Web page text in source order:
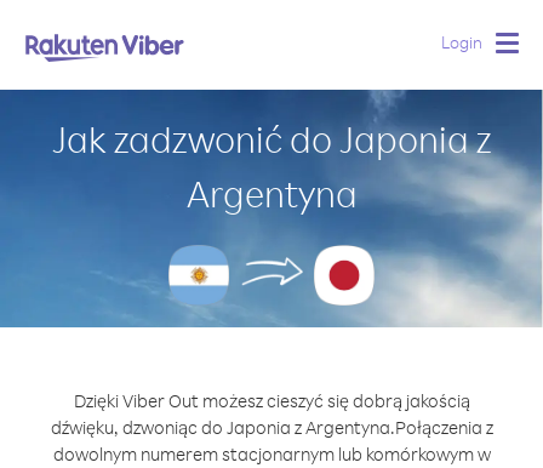
Login
Jak zadzwonić do Japonia z
Argentyna
Dzięki Viber Out możesz cieszyć się dobrą jakością
dźwięku, dzwoniąc do Japonia z Argentyna.Połączenia z
dowolnym numerem stacjonarnym lub komórkowym w